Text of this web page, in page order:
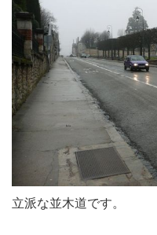
立派な並木道です。